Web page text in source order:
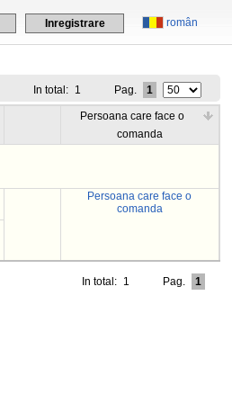
român
Inregistrare
In total: 1 Pag. 1
Persoana care face o
comanda
Persoana care face o
comanda
In total: 1 Pag. 1